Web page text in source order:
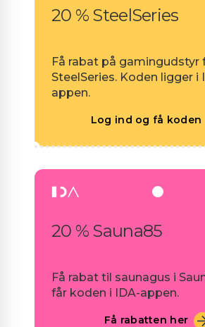
20 % SteelSeries
Få rabat på gamingudstyr
SteelSeries. Koden ligger i
appen.
Log ind og få koden
20 % Sauna85
Få rabat til saunagus i
får koden i IDA-appen.
Få rabatten her